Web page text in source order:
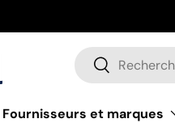
Recherche
Rechercher
Fournisseurs et marques